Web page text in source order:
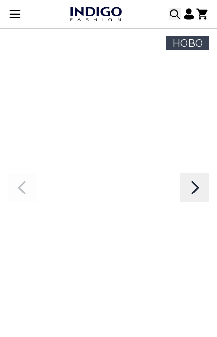
Прескачане към съдържанието
НОВО